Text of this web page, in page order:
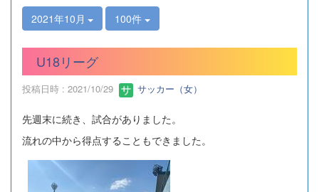
2021年10月 100件
U18リーグ
投稿日時 : 2021/10/29 サッカー（女）
先週末に続き、試合がありました。
流れの中から得点することもできました。